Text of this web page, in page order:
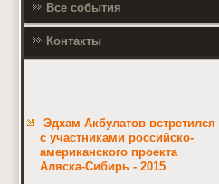
Все события
Контакты
Эдхам Акбулатов встретился
с участниками российско-
американского проекта
Аляска-Сибирь - 2015